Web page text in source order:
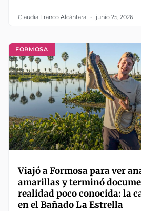
Claudia Franco Alcántara junio 25, 2026
FORMOSA
Viajó a Formosa para ver
amarillas y terminó
realidad poco conocida: la
en el Bañado La Estrella